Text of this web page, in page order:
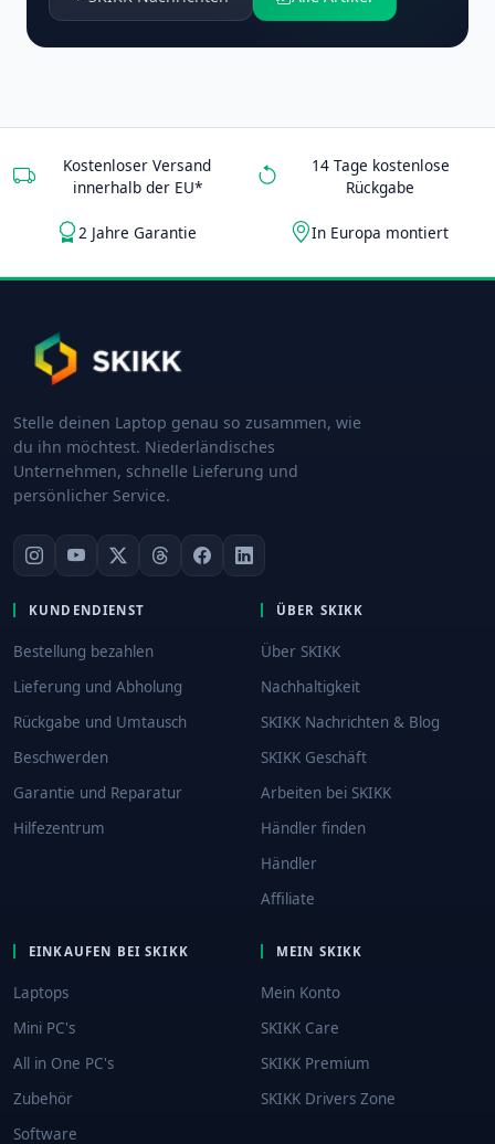
Kostenloser Versand
innerhalb der EU*
14 Tage kostenlose
Rückgabe
2 Jahre Garantie In Europa montiert
Stelle deinen Laptop genau so zusammen, wie
du ihn möchtest. Niederländisches
Unternehmen, schnelle Lieferung und
persönlicher Service.
KUNDENDIENST
Bestellung bezahlen
Lieferung und Abholung
Rückgabe und Umtausch
Beschwerden
Garantie und Reparatur
Hilfezentrum
ÜBER SKIKK
Über SKIKK
Nachhaltigkeit
SKIKK Nachrichten & Blog
SKIKK Geschäft
Arbeiten bei SKIKK
Händler finden
Händler
Affiliate
EINKAUFEN BEI SKIKK
Laptops
Mini PC's
All in One PC's
Zubehör
Software
MEIN SKIKK
Mein Konto
SKIKK Care
SKIKK Premium
SKIKK Drivers Zone